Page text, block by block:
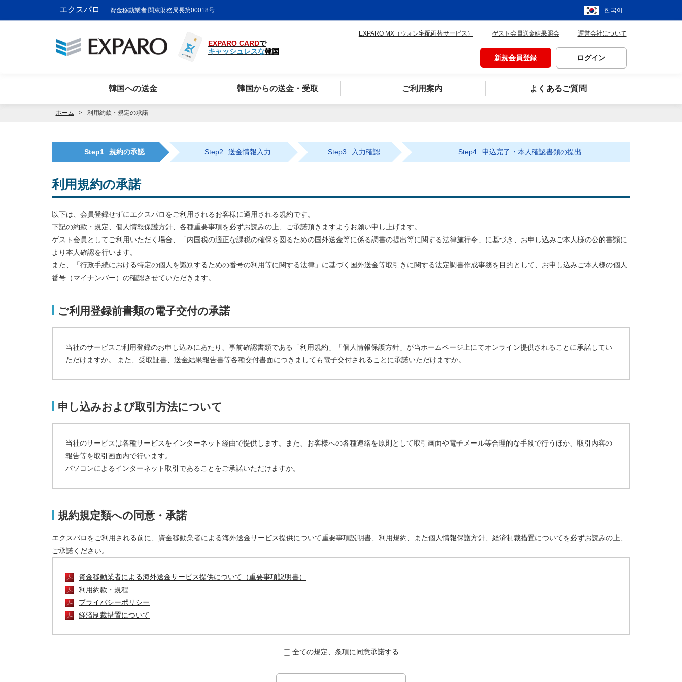
エクスパロ 資金移動業者 関東財務局長第00018号 한국어
EXPARO CARDで
キャッシュレスな韓国
EXPARO MX（ウォン宅配両替サービス） ゲスト会員送金結果照会 運営会社について
新規会員登録 ログイン
韓国への送金 韓国からの送金・受取 ご利用案内 よくあるご質問
ホーム 利用約款・規定の承諾
Step1 規約の承認 Step2 送金情報入力 Step3 入力確認 Step4 申込完了・本人確認書類の提出
利用規約の承諾
以下は、会員登録せずにエクスパロをご利用されるお客様に適用される規約です。
下記の約款・規定、個人情報保護方針、各種重要事項を必ずお読みの上、ご承諾頂きますようお願い申し上げます。
ゲスト会員としてご利用いただく場合、「内国税の適正な課税の確保を図るための国外送金等に係る調書の提出等に関する法律施行令」に基づき、お申し込みご本人様の公的書類に
より本人確認を行います。
また、「行政手続における特定の個人を識別するための番号の利用等に関する法律」に基づく国外送金等取引きに関する法定調書作成事務を目的として、お申し込みご本人様の個人
番号（マイナンバー）の確認させていただきます。
ご利用登録前書類の電子交付の承諾
当社のサービスご利用登録のお申し込みにあたり、事前確認書類である「利用規約」「個人情報保護方針」が当ホームページ上にてオンライン提供されることに承諾してい
ただけますか。 また、受取証書、送金結果報告書等各種交付書面につきましても電子交付されることに承諾いただけますか。
申し込みおよび取引方法について
当社のサービスは各種サービスをインターネット経由で提供します。また、お客様への各種連絡を原則として取引画面や電子メール等合理的な手段で行うほか、取引内容の
報告等を取引画面内で行います。
パソコンによるインターネット取引であることをご承諾いただけますか。
規約規定類への同意・承諾
エクスパロをご利用される前に、資金移動業者による海外送金サービス提供について重要事項説明書、利用規約、また個人情報保護方針、経済制裁措置についてを必ずお読みの上、
ご承諾ください。
資金移動業者による海外送金サービス提供について（重要事項説明書）
利用約款・規程
プライバシーポリシー
経済制裁措置について
全ての規定、条項に同意承諾する